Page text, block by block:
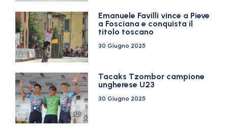
Emanuele Favilli vince a Pieve
a Fosciana e conquista il
titolo toscano
30 Giugno 2025
Tacaks Tzombor campione
ungherese U23
30 Giugno 2025